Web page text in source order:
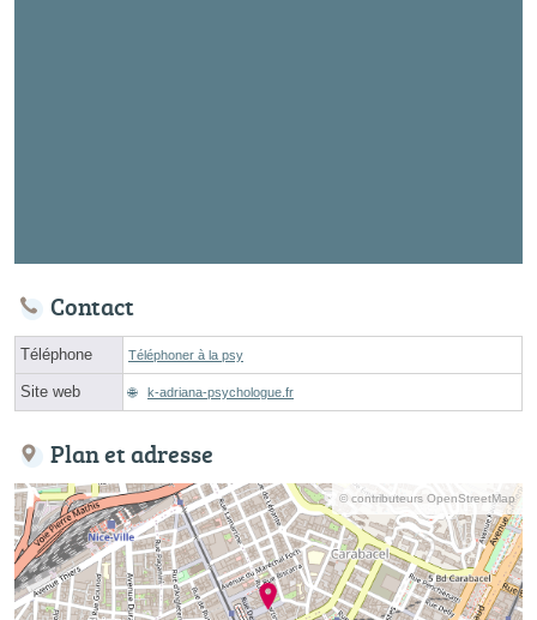
Contact
Téléphone Téléphoner à la psy
Site web k-adriana-psychologue.fr
Plan et adresse
© contributeurs OpenStreetMap